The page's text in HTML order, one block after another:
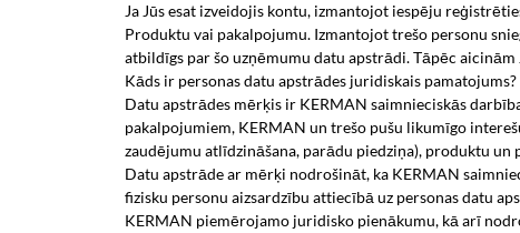
Ja Jūs esat izveidojis kontu, izmantojot iespēju
Produktu vai pakalpojumu. Izmantojot trešo personu
atbildīgs par šo uzņēmumu datu apstrādi. Tāpēc
Kāds ir personas datu apstrādes juridiskais pamatojums?
Datu apstrādes mērķis ir KERMAN saimnieciskās
pakalpojumiem, KERMAN un trešo pušu likumīgo
zaudējumu atlīdzināšana, parādu piedziņa), produktu un
Datu apstrāde ar mērķi nodrošināt, ka KERMAN
fizisku personu aizsardzību attiecībā uz personas datu
KERMAN piemērojamo juridisko pienākumu, kā arī